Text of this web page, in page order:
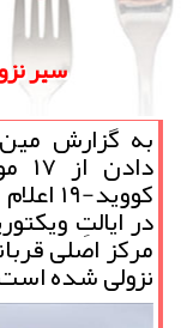
سیر
به گزارش
در ایالتِ
مركز اصلی
نزولی شده